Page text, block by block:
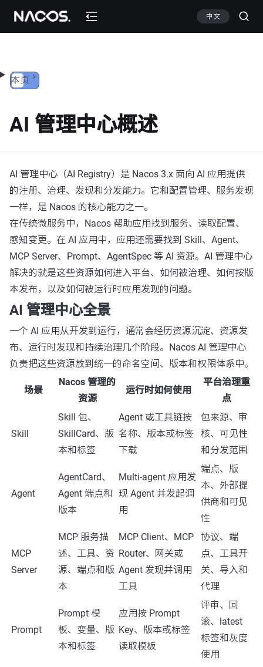
跳转到内容 中文
本页
AI 管理中心概述
AI 管理中心（AI Registry）是 Nacos 3.x 面向 AI 应用提供
的注册、治理、发现和分发能力。它和配置管理、服务发现
一样，是 Nacos 的核心能力之一。
在传统微服务中，Nacos 帮助应用找到服务、读取配置、
感知变更。在 AI 应用中，应用还需要找到 Skill、Agent、
MCP Server、Prompt、AgentSpec 等 AI 资源。AI 管理中心
解决的就是这些资源如何进入平台、如何被治理、如何按版
本发布，以及如何被运行时应用发现的问题。
AI 管理中心全景
一个 AI 应用从开发到运行，通常会经历资源沉淀、资源发
布、运行时发现和持续治理几个阶段。Nacos AI 管理中心
负责把这些资源放到统一的命名空间、版本和权限体系中。
场景
Nacos 管理的
资源
运行时如何使用
平台治理重
点
Skill
Skill 包、
SkillCard、版
本和标签
Agent 或工具链按
名称、版本或标签
下载
包来源、审
核、可见性
和分发范围
Agent
AgentCard、
Agent 端点和
版本
Multi-agent 应用发
现 Agent 并发起调
用
端点、版
本、外部提
供商和可见
性
MCP
Server
MCP 服务描
述、工具、资
源、端点和版
本
MCP Client、MCP
Router、网关或
Agent 发现并调用
工具
协议、端
点、工具开
关、导入和
代理
Prompt
Prompt 模
板、变量、版
本和标签
应用按 Prompt
Key、版本或标签
读取模板
评审、回
滚、latest
标签和灰度
使用